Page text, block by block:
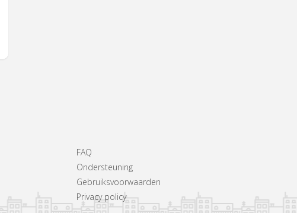
FAQ
Ondersteuning
Gebruiksvoorwaarden
Privacy policy